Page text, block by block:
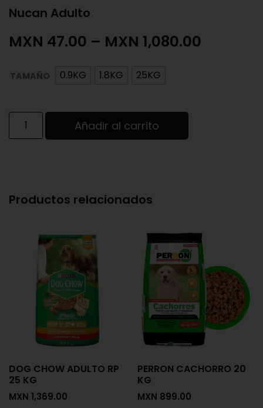
Nucan Adulto
MXN 47.00 – MXN 1,080.00
TAMAÑO 0.9KG 1.8KG 25KG
Añadir al carrito
Productos relacionados
DOG CHOW ADULTO RP
25 KG
MXN 1,369.00
PERRON CACHORRO 20
KG
MXN 899.00